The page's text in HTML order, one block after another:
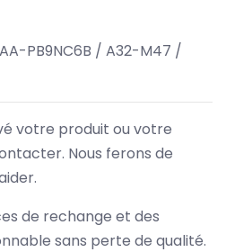
PB9NC6B / A32-M47 /
votre produit ou votre
Nous ferons de
de rechange et des
sans perte de qualité.